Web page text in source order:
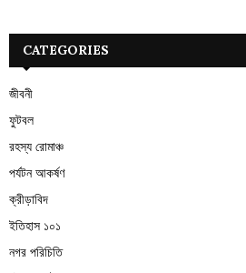
CATEGORIES
জীবনী
ফুটবল
রহস্য রোমাঞ্চ
পর্যটন আকর্ষণ
ক্রীড়াবিদ
ইতিহাস ১০১
নগর পরিচিতি